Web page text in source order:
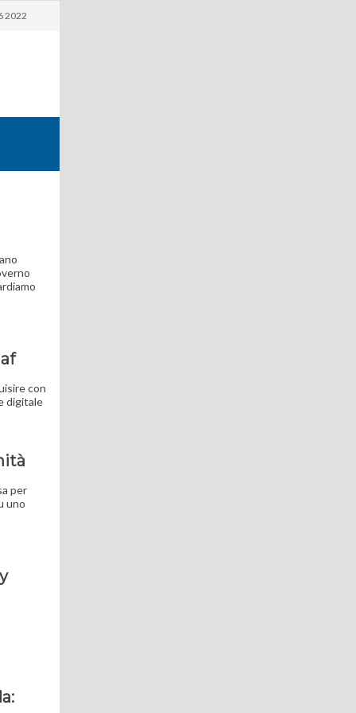
2022
con
digitale
per
uno